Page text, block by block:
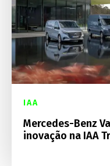
IAA
Mercedes-Benz
inovação na IAA